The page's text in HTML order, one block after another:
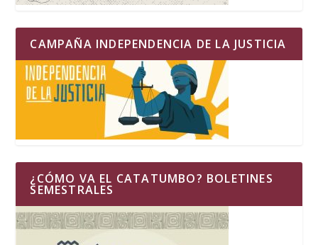
CAMPAÑA INDEPENDENCIA DE LA JUSTICIA
¿CÓMO VA EL CATATUMBO? BOLETINES
SEMESTRALES